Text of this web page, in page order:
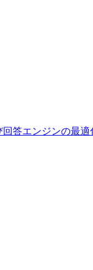
答エンジンの最適